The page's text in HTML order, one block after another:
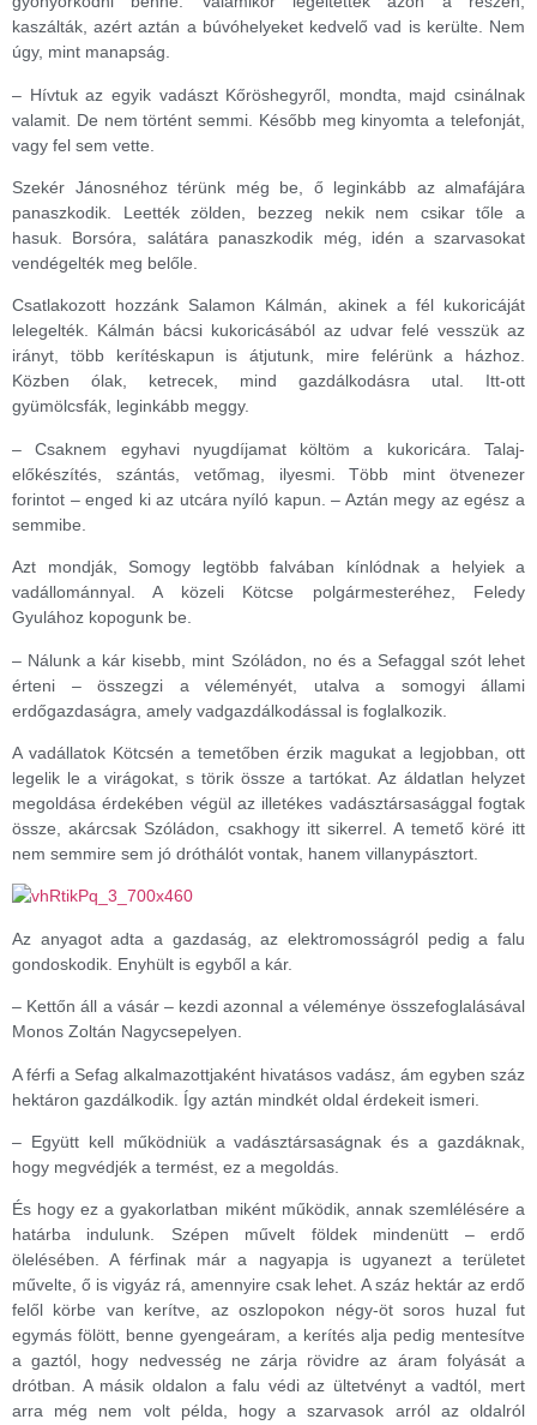
kaszálták, azért aztán a búvóhelyeket kedvelő vad is kerülte. Nem
úgy, mint manapság.
– Hívtuk az egyik vadászt Kőröshegyről, mondta, majd csinálnak
valamit. De nem történt semmi. Később meg kinyomta a telefonját,
vagy fel sem vette.
Szekér Jánosnéhoz térünk még be, ő leginkább az almafájára
panaszkodik. Leették zölden, bezzeg nekik nem csikar tőle a
hasuk. Borsóra, salátára panaszkodik még, idén a szarvasokat
vendégelték meg belőle.
Csatlakozott hozzánk Salamon Kálmán, akinek a fél kukoricáját
lelegelték. Kálmán bácsi kukoricásából az udvar felé vesszük az
irányt, több kerítéskapun is átjutunk, mire felérünk a házhoz.
Közben ólak, ketrecek, mind gazdálkodásra utal. Itt-ott
gyümölcsfák, leginkább meggy.
– Csaknem egyhavi nyugdíjamat költöm a kukoricára. Talaj-
előkészítés, szántás, vetőmag, ilyesmi. Több mint ötvenezer
forintot – enged ki az utcára nyíló kapun. – Aztán megy az egész a
semmibe.
Azt mondják, Somogy legtöbb falvában kínlódnak a helyiek a
vadállománnyal. A közeli Kötcse polgármesteréhez, Feledy
Gyulához kopogunk be.
– Nálunk a kár kisebb, mint Szóládon, no és a Sefaggal szót lehet
érteni – összegzi a véleményét, utalva a somogyi állami
erdőgazdaságra, amely vadgazdálkodással is foglalkozik.
A vadállatok Kötcsén a temetőben érzik magukat a legjobban, ott
legelik le a virágokat, s törik össze a tartókat. Az áldatlan helyzet
megoldása érdekében végül az illetékes vadásztársasággal fogtak
össze, akárcsak Szóládon, csakhogy itt sikerrel. A temető köré itt
nem semmire sem jó dróthálót vontak, hanem villanypásztort.
Az anyagot adta a gazdaság, az elektromosságról pedig a falu
gondoskodik. Enyhült is egyből a kár.
– Kettőn áll a vásár – kezdi azonnal a véleménye összefoglalásával
Monos Zoltán Nagycsepelyen.
A férfi a Sefag alkalmazottjaként hivatásos vadász, ám egyben száz
hektáron gazdálkodik. Így aztán mindkét oldal érdekeit ismeri.
– Együtt kell működniük a vadásztársaságnak és a gazdáknak,
hogy megvédjék a termést, ez a megoldás.
És hogy ez a gyakorlatban miként működik, annak szemlélésére a
határba indulunk. Szépen művelt földek mindenütt – erdő
ölelésében. A férfinak már a nagyapja is ugyanezt a területet
művelte, ő is vigyáz rá, amennyire csak lehet. A száz hektár az erdő
felől körbe van kerítve, az oszlopokon négy-öt soros huzal fut
egymás fölött, benne gyengeáram, a kerítés alja pedig mentesítve
a gaztól, hogy nedvesség ne zárja rövidre az áram folyását a
drótban. A másik oldalon a falu védi az ültetvényt a vadtól, mert
arra még nem volt példa, hogy a szarvasok arról az oldalról